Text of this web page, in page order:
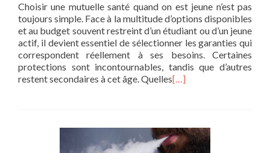
Choisir une mutuelle santé quand on est jeune n’est pas
toujours simple. Face à la multitude d’options disponibles
et au budget souvent restreint d’un étudiant ou d’un jeune
actif, il devient essentiel de sélectionner les garanties qui
correspondent réellement à ses besoins. Certaines
protections sont incontournables, tandis que d’autres
restent secondaires à cet âge. Quelles[…]